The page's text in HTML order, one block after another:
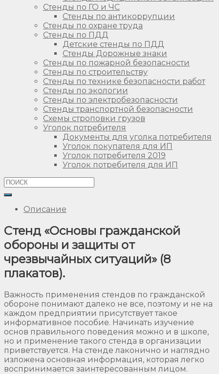
Стенды по ГО и ЧС
Стенды по антикоррупции
Стенды по охране труда
Стенды по ПДД
Детские стенды по ПДД
Стенды Дорожные знаки
Стенды по пожарной безопасности
Стенды по строительству
Стенды по технике безопасности работ
Стенды по экологии
Стенды по электробезопасности
Стенды транспортной безопасности
Схемы строповки грузов
Уголок потребителя
Документы для уголка потребителя
Уголок покупателя для ИП
Уголок потребителя 2019
Уголок потребителя для ИП
Описание
Стенд «Основы гражданской
обороны и защиты от
чрезвычайных ситуаций» (8
плакатов).
Важность применения стендов по гражданской
обороне понимают далеко не все, поэтому и не на
каждом предприятии присутствует такое
информативное пособие. Начинать изучение
основ правильного поведения можно и в школе,
но и применение такого стенда в организации
приветствуется. На стенде лаконично и наглядно
изложена основная информация, которая легко
воспринимается заинтересованным лицом.